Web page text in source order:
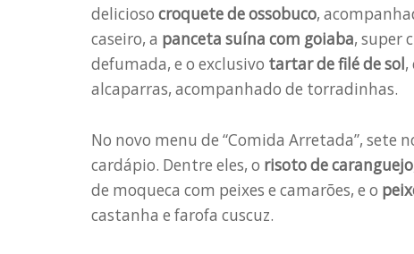
delicioso croquete de ossobuco,
caseiro, a panceta suína com goiaba, super
defumada, e o exclusivo tartar de filé de sol,
alcaparras, acompanhado de torradinhas.
No novo menu de “Comida Arretada”,
cardápio. Dentre eles, o risoto de caranguejo
de moqueca com peixes e camarões, e o
castanha e farofa cuscuz.